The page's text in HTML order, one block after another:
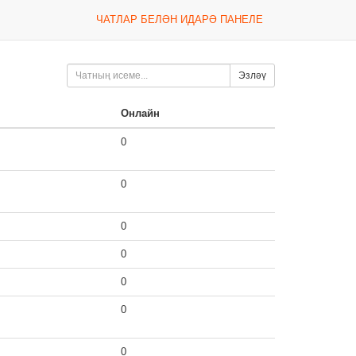
ЧАТЛАР БЕЛӘН ИДАРӘ ПАНЕЛЕ
Эзләү
Онлайн
0
0
0
0
0
0
0